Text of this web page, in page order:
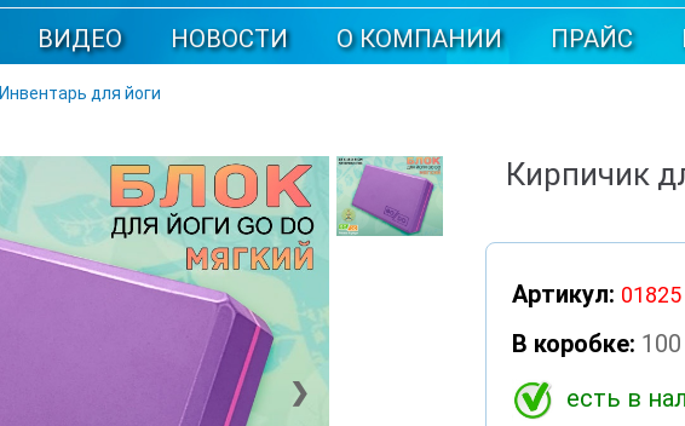
ВИДЕО НОВОСТИ О КОМПАНИИ ПРАЙС
Инвентарь для йоги
❯
Кирпичик
Артикул: 01825
В коробке:
есть в